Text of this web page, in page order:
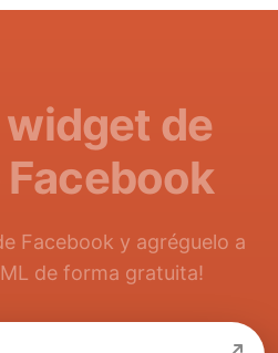
widget de
Facebook y agréguelo a
de forma gratuita!